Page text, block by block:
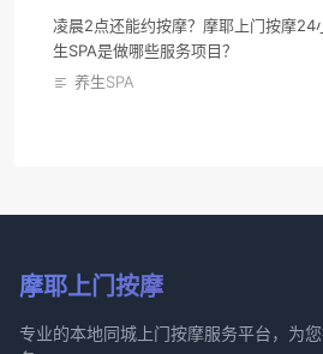
凌晨2点还能约按摩？摩耶上门按摩24
生SPA是做哪些服务项目？
养生SPA
摩耶上门按摩
专业的本地同城上门按摩服务平台，为